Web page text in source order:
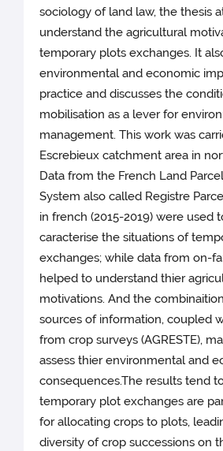
sociology of land law, the thesis
understand the agricultural
temporary plots exchanges. It
environmental and economic
practice and discusses the
mobilisation as a lever for
management. This work was
Escrebieux catchment area in
Data from the French Land
System also called Registre
in french (2015-2019) were used
caracterise the situations of
exchanges; while data from on-
helped to understand thier
motivations. And the
sources of information, coupled
from crop surveys (AGRESTE),
assess thier environmental and
consequences.The results tend
temporary plot exchanges are
for allocating crops to plots,
diversity of crop successions on